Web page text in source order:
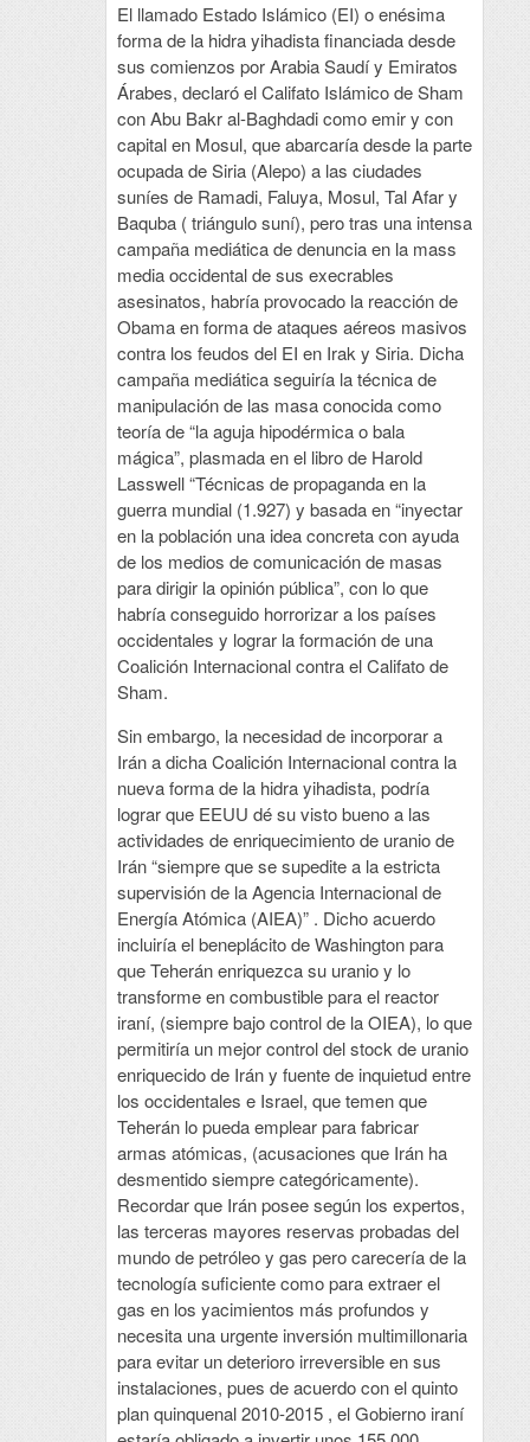
El llamado Estado Islámico (EI) o enésima
forma de la hidra yihadista financiada desde
sus comienzos por Arabia Saudí y Emiratos
Árabes, declaró el Califato Islámico de Sham
con Abu Bakr al-Baghdadi como emir y con
capital en Mosul, que abarcaría desde la parte
ocupada de Siria (Alepo) a las ciudades
suníes de Ramadi, Faluya, Mosul, Tal Afar y
Baquba ( triángulo suní), pero tras una intensa
campaña mediática de denuncia en la mass
media occidental de sus execrables
asesinatos, habría provocado la reacción de
Obama en forma de ataques aéreos masivos
contra los feudos del EI en Irak y Siria. Dicha
campaña mediática seguiría la técnica de
manipulación de las masa conocida como
teoría de “la aguja hipodérmica o bala
mágica”, plasmada en el libro de Harold
Lasswell “Técnicas de propaganda en la
guerra mundial (1.927) y basada en “inyectar
en la población una idea concreta con ayuda
de los medios de comunicación de masas
para dirigir la opinión pública”, con lo que
habría conseguido horrorizar a los países
occidentales y lograr la formación de una
Coalición Internacional contra el Califato de
Sham.
Sin embargo, la necesidad de incorporar a
Irán a dicha Coalición Internacional contra la
nueva forma de la hidra yihadista, podría
lograr que EEUU dé su visto bueno a las
actividades de enriquecimiento de uranio de
Irán “siempre que se supedite a la estricta
supervisión de la Agencia Internacional de
Energía Atómica (AIEA)” . Dicho acuerdo
incluiría el beneplácito de Washington para
que Teherán enriquezca su uranio y lo
transforme en combustible para el reactor
iraní, (siempre bajo control de la OIEA), lo que
permitiría un mejor control del stock de uranio
enriquecido de Irán y fuente de inquietud entre
los occidentales e Israel, que temen que
Teherán lo pueda emplear para fabricar
armas atómicas, (acusaciones que Irán ha
desmentido siempre categóricamente).
Recordar que Irán posee según los expertos,
las terceras mayores reservas probadas del
mundo de petróleo y gas pero carecería de la
tecnología suficiente como para extraer el
gas en los yacimientos más profundos y
necesita una urgente inversión multimillonaria
para evitar un deterioro irreversible en sus
instalaciones, pues de acuerdo con el quinto
plan quinquenal 2010-2015 , el Gobierno iraní